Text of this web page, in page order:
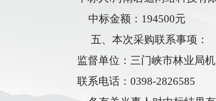
中标金额： 194500元
五、 本次采购联系事项：
监督单位：三门峡市林业局
联系电话： 0398-2826585